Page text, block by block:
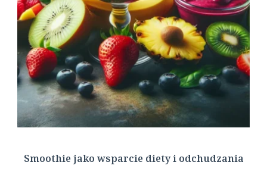
Smoothie jako wsparcie diety i odchudzania